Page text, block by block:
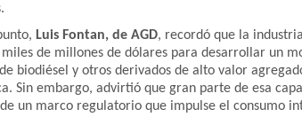
Luis Fontan, de AGD, recordó que la
miles de millones de dólares para desarrollar un
biodiésel y otros derivados de alto valor
Sin embargo, advirtió que gran parte de esa
de un marco regulatorio que impulse el consumo